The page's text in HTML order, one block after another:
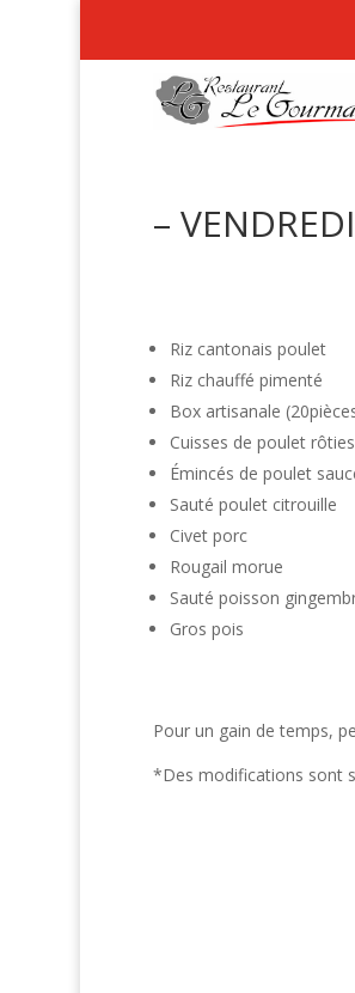
–
Riz cantonais poulet
Riz chauffé pimenté
Box artisanale
Cuisses de poulet
Émincés de poulet
Sauté poulet citrouille
Civet porc
Rougail morue
Sauté poisson
Gros pois
Pour un gain de temps,
*Des modifications sont